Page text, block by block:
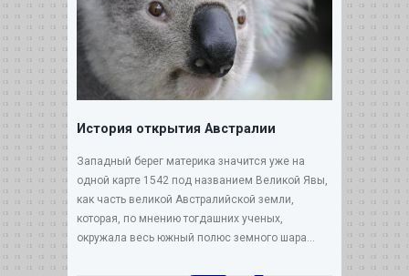
История открытия Австралии
Западный берег материка значится уже на
одной карте 1542 под названием Великой Явы,
как часть великой Австралийской земли,
которая, по мнению тогдашних ученых,
окружала весь южный полюс земного шара...